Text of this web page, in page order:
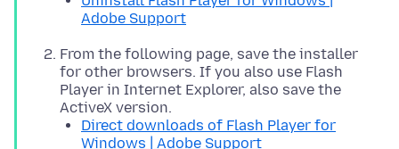
Adobe Support
From the following page, save the installer
for other browsers. If you also use Flash
Player in Internet Explorer, also save the
ActiveX version.
Direct downloads of Flash Player for
Windows | Adobe Support